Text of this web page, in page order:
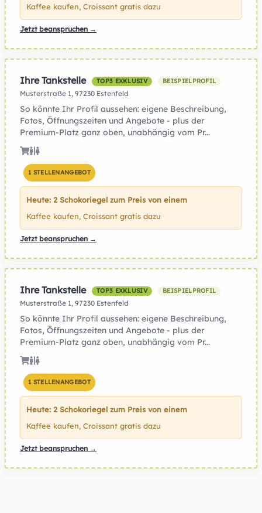
Kaffee kaufen, Croissant gratis dazu
Jetzt beanspruchen →
Ihre Tankstelle TOP3 EXKLUSIV BEISPIELPROFIL
Musterstraße 1, 97230 Estenfeld
So könnte Ihr Profil aussehen: eigene Beschreibung,
Fotos, Öffnungszeiten und Angebote - plus der
Premium-Platz ganz oben, unabhängig vom Pr...
1 STELLENANGEBOT
Heute: 2 Schokoriegel zum Preis von einem
Kaffee kaufen, Croissant gratis dazu
Jetzt beanspruchen →
Ihre Tankstelle TOP3 EXKLUSIV BEISPIELPROFIL
Musterstraße 1, 97230 Estenfeld
So könnte Ihr Profil aussehen: eigene Beschreibung,
Fotos, Öffnungszeiten und Angebote - plus der
Premium-Platz ganz oben, unabhängig vom Pr...
1 STELLENANGEBOT
Heute: 2 Schokoriegel zum Preis von einem
Kaffee kaufen, Croissant gratis dazu
Jetzt beanspruchen →